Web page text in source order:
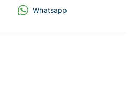
Whatsapp